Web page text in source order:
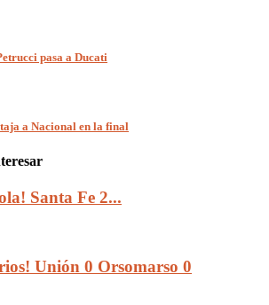
pasa a Ducati
a Nacional en la final
Santa Fe 2...
Unión 0 Orsomarso 0